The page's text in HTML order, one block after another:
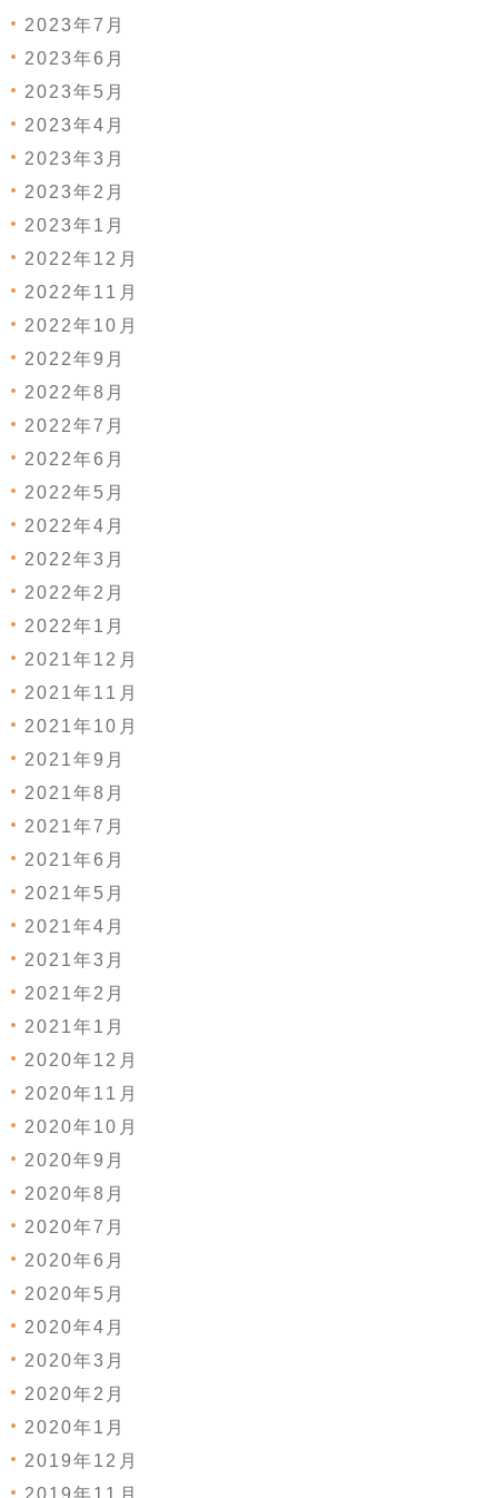
2023年7月
2023年6月
2023年5月
2023年4月
2023年3月
2023年2月
2023年1月
2022年12月
2022年11月
2022年10月
2022年9月
2022年8月
2022年7月
2022年6月
2022年5月
2022年4月
2022年3月
2022年2月
2022年1月
2021年12月
2021年11月
2021年10月
2021年9月
2021年8月
2021年7月
2021年6月
2021年5月
2021年4月
2021年3月
2021年2月
2021年1月
2020年12月
2020年11月
2020年10月
2020年9月
2020年8月
2020年7月
2020年6月
2020年5月
2020年4月
2020年3月
2020年2月
2020年1月
2019年12月
2019年11月